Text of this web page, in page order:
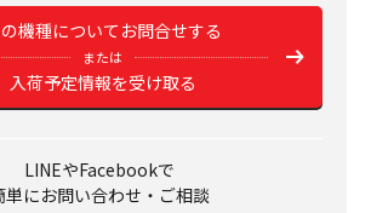
機種についてお問合せする
または
入荷予定情報を受け取る
LINEやFacebookで
単にお問い合わせ・ご相談